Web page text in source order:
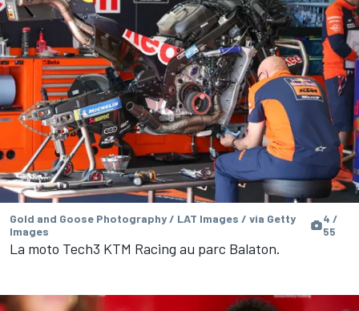
Gold and Goose Photography / LAT Images / via Getty
Images
4 /
55
La moto Tech3 KTM Racing au parc Balaton.